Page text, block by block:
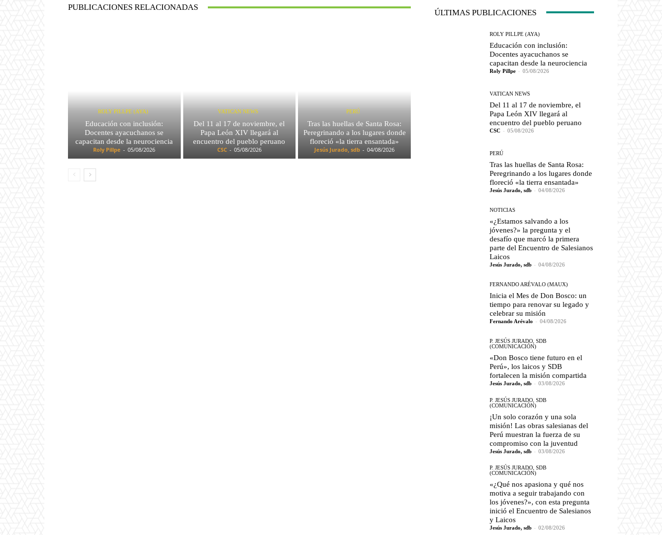
PUBLICACIONES RELACIONADAS
ROLY PILLPE (AYA)
Educación con inclusión:
Docentes ayacuchanos se
capacitan desde la neurociencia
Roly Pillpe - 05/08/2026
VATICAN NEWS
Del 11 al 17 de noviembre, el
Papa León XIV llegará al
encuentro del pueblo peruano
CSC - 05/08/2026
PERÚ
Tras las huellas de Santa Rosa:
Peregrinando a los lugares donde
floreció «la tierra ensantada»
Jesús Jurado, sdb - 04/08/2026
ÚLTIMAS PUBLICACIONES
ROLY PILLPE (AYA)
Educación con inclusión:
Docentes ayacuchanos se
capacitan desde la neurociencia
Roly Pillpe - 05/08/2026
VATICAN NEWS
Del 11 al 17 de noviembre, el
Papa León XIV llegará al
encuentro del pueblo peruano
CSC - 05/08/2026
PERÚ
Tras las huellas de Santa Rosa:
Peregrinando a los lugares donde
floreció «la tierra ensantada»
Jesús Jurado, sdb - 04/08/2026
NOTICIAS
«¿Estamos salvando a los
jóvenes?» la pregunta y el
desafío que marcó la primera
parte del Encuentro de Salesianos
Laicos
Jesús Jurado, sdb - 04/08/2026
FERNANDO ARÉVALO (MAUX)
Inicia el Mes de Don Bosco: un
tiempo para renovar su legado y
celebrar su misión
Fernando Arévalo - 04/08/2026
P. JESÚS JURADO, SDB
(COMUNICACIÓN)
«Don Bosco tiene futuro en el
Perú», los laicos y SDB
fortalecen la misión compartida
Jesús Jurado, sdb - 03/08/2026
P. JESÚS JURADO, SDB
(COMUNICACIÓN)
¡Un solo corazón y una sola
misión! Las obras salesianas del
Perú muestran la fuerza de su
compromiso con la juventud
Jesús Jurado, sdb - 03/08/2026
P. JESÚS JURADO, SDB
(COMUNICACIÓN)
«¿Qué nos apasiona y qué nos
motiva a seguir trabajando con
los jóvenes?», con esta pregunta
inició el Encuentro de Salesianos
y Laicos
Jesús Jurado, sdb - 02/08/2026